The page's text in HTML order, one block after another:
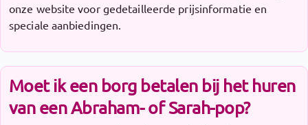
onze website voor gedetailleerde prijsinformatie en
speciale aanbiedingen.
Moet ik een borg betalen bij het huren
van een Abraham- of Sarah-pop?